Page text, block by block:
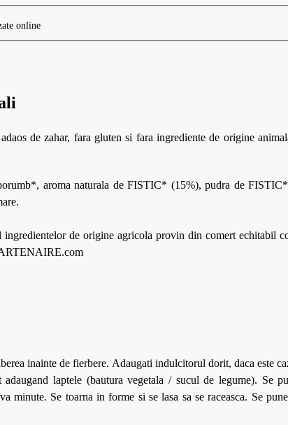
de zahar, fara gluten si fara ingrediente de origine
aroma naturala de FISTIC* (15%), pudra de
de origine agricola provin din comert echitabil
inainte de fierbere. Adaugati indulcitorul dorit, daca este
laptele (bautura vegetala / sucul de legume). Se
minute. Se toarna in forme si se lasa sa se raceasca. Se